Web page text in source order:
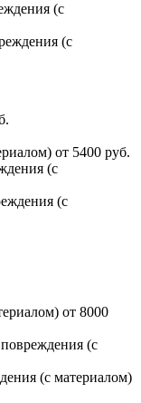
(с
(с
от 5400 руб.
(с
(с
от 8000
(с
(с материалом)